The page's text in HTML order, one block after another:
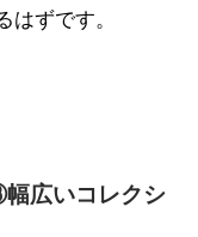
ずです。
広いコレクシ